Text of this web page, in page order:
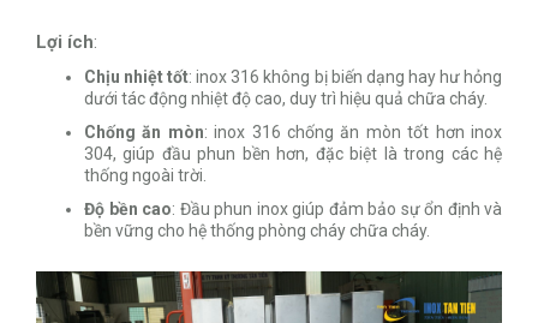
Lợi ích:
Chịu nhiệt tốt: inox 316 không bị biến dạng hay hư hỏng
dưới tác động nhiệt độ cao, duy trì hiệu quả chữa cháy.
Chống ăn mòn: inox 316 chống ăn mòn tốt hơn inox
304, giúp đầu phun bền hơn, đặc biệt là trong các hệ
thống ngoài trời.
Độ bền cao: Đầu phun inox giúp đảm bảo sự ổn định và
bền vững cho hệ thống phòng cháy chữa cháy.